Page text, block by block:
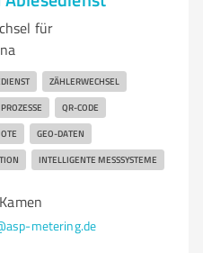
für
ZÄHLERWECHSEL
QR-CODE
GEO-DATEN
INTELLIGENTE MESSSYSTEME
metering.de